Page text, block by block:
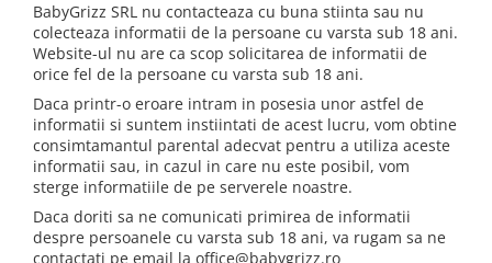
BabyGrizz SRL nu contacteaza cu buna stiinta sau nu
colecteaza informatii de la persoane cu varsta sub 18 ani.
Website-ul nu are ca scop solicitarea de informatii de
orice fel de la persoane cu varsta sub 18 ani.
Daca printr-o eroare intram in posesia unor astfel de
informatii si suntem instiintati de acest lucru, vom obtine
consimtamantul parental adecvat pentru a utiliza aceste
informatii sau, in cazul in care nu este posibil, vom
sterge informatiile de pe serverele noastre.
Daca doriti sa ne comunicati primirea de informatii
despre persoanele cu varsta sub 18 ani, va rugam sa ne
contactati pe email la office@babygrizz.ro